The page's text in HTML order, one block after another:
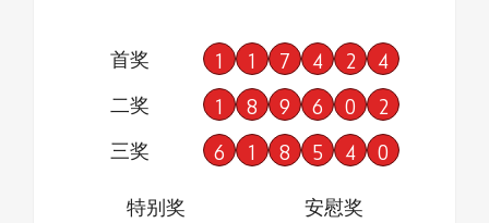
首奖 1 1 7 4 2 4
二奖 1 8 9 6 0 2
三奖 6 1 8 5 4 0
特别奖
安慰奖